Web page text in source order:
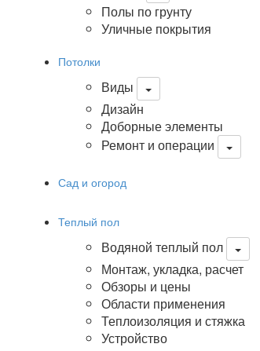
Полы по грунту
Уличные покрытия
Потолки
Виды
Дизайн
Доборные элементы
Ремонт и операции
Сад и огород
Теплый пол
Водяной теплый пол
Монтаж, укладка, расчет
Обзоры и цены
Области применения
Теплоизоляция и стяжка
Устройство